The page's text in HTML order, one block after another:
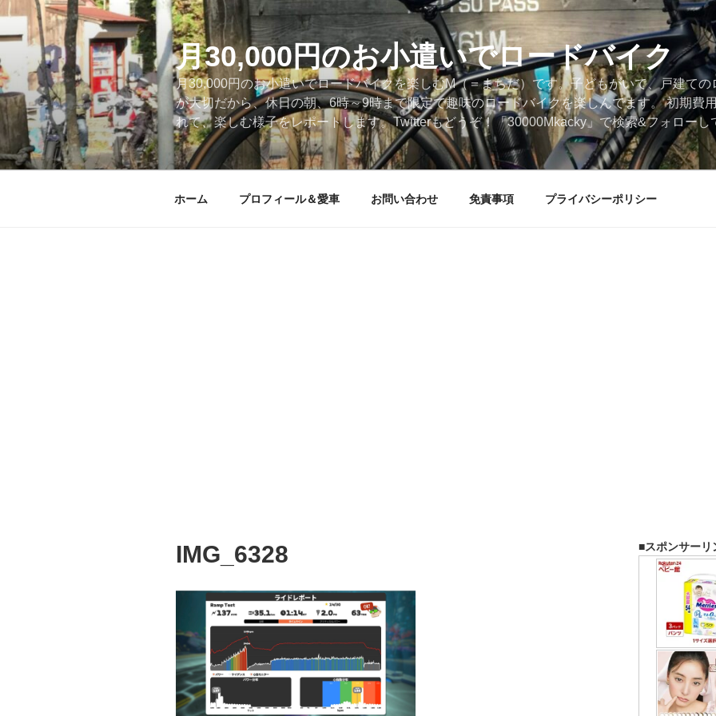
コ
テ
ン
ツ
へ
ス
キ
ッ
月30,000円のお小遣いでロードバイク
月30,000円のお小遣いでロードバイクを楽しむM（＝まちだ）です。子どもがいて、戸建て
が大切だから、休日の朝、6時～9時まで限定で趣味のロードバイクを楽しんでます。 初期費
れて、楽しむ様子をレポートします。Twitterもどうぞ！「30000Mkacky」で検索&フォローし
ホーム プロフィール＆愛車 お問い合わせ 免責事項 プライバシーポリシー
IMG_6328 ■スポンサーリ